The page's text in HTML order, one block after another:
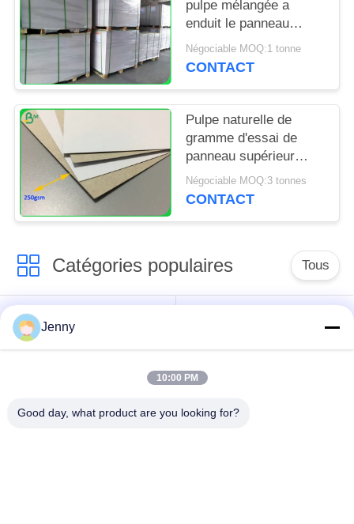
pulpe mélangée a
enduit le panneau
duplex 300gsm pour
des cartons de pliage
Négociable MOQ:1 tonne
CONTACT
Pulpe naturelle de
gramme d'essai de
panneau supérieur
blanc enduit différent
de revêtement
Négociable MOQ:3 tonnes
CONTACT
Catégories populaires Tous
papier d'emballage
blanc
d'emballage
Jenny
10:00 PM
Good day, what product are you looking for?